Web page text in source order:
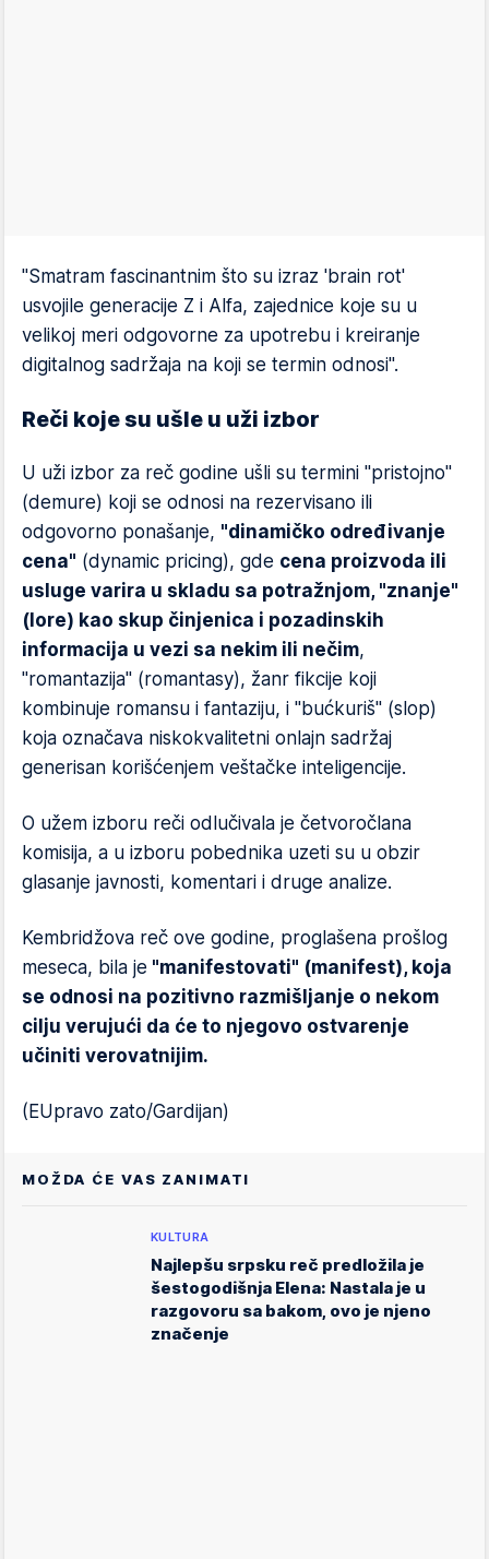
"Smatram fascinantnim što su izraz 'brain rot'
usvojile generacije Z i Alfa, zajednice koje su u
velikoj meri odgovorne za upotrebu i kreiranje
digitalnog sadržaja na koji se termin odnosi".
Reči koje su ušle u uži izbor
U uži izbor za reč godine ušli su termini "pristojno"
(demure) koji se odnosi na rezervisano ili
odgovorno ponašanje, "dinamičko određivanje
cena" (dynamic pricing), gde cena proizvoda ili
usluge varira u skladu sa potražnjom, "znanje"
(lore) kao skup činjenica i pozadinskih
informacija u vezi sa nekim ili nečim,
"romantazija" (romantasy), žanr fikcije koji
kombinuje romansu i fantaziju, i "bućkuriš" (slop)
koja označava niskokvalitetni onlajn sadržaj
generisan korišćenjem veštačke inteligencije.
O užem izboru reči odlučivala je četvoročlana
komisija, a u izboru pobednika uzeti su u obzir
glasanje javnosti, komentari i druge analize.
Kembridžova reč ove godine, proglašena prošlog
meseca, bila je "manifestovati" (manifest), koja
se odnosi na pozitivno razmišljanje o nekom
cilju verujući da će to njegovo ostvarenje
učiniti verovatnijim.
(EUpravo zato/Gardijan)
MOŽDA ĆE VAS ZANIMATI
KULTURA
Najlepšu srpsku reč predložila je
šestogodišnja Elena: Nastala je u
razgovoru sa bakom, ovo je njeno
značenje